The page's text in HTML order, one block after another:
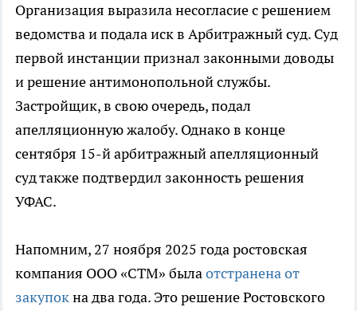
Организация выразила несогласие с решением
ведомства и подала иск в Арбитражный суд. Суд
первой инстанции признал законными доводы
и решение антимонопольной службы.
Застройщик, в свою очередь, подал
апелляционную жалобу. Однако в конце
сентября 15-й арбитражный апелляционный
суд также подтвердил законность решения
УФАС.
Напомним, 27 ноября 2025 года ростовская
компания ООО «СТМ» былаотстранена от
закупокна два года. Это решение Ростовского